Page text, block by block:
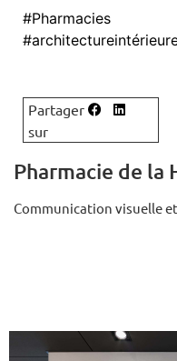
#Pharmacies
Pharmacie de la
Communication visuelle